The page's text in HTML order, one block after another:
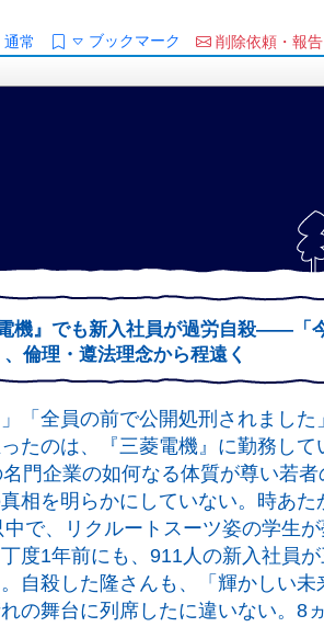
通常 ブックマーク 削除依頼・報告